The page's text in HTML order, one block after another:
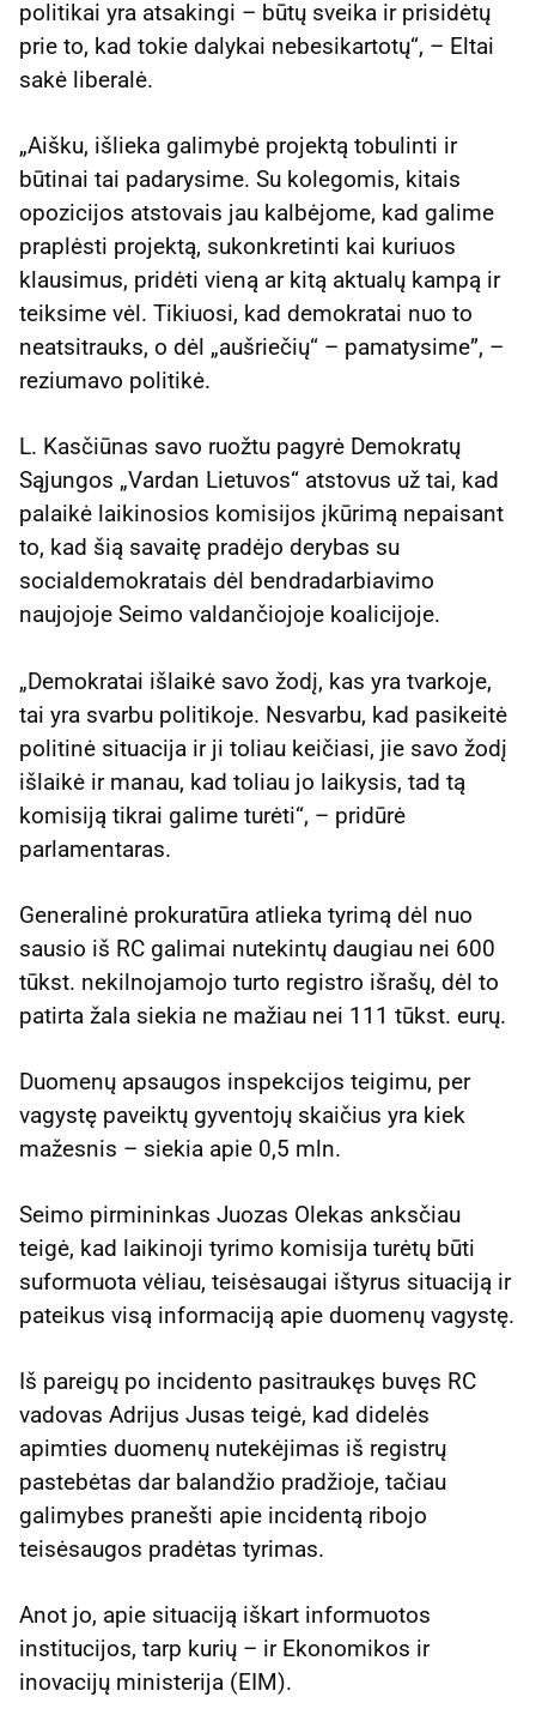
politikai yra atsakingi – būtų sveika ir prisidėtų
prie to, kad tokie dalykai nebesikartotų“, – Eltai
sakė liberalė.
„Aišku, išlieka galimybė projektą tobulinti ir
būtinai tai padarysime. Su kolegomis, kitais
opozicijos atstovais jau kalbėjome, kad galime
praplėsti projektą, sukonkretinti kai kuriuos
klausimus, pridėti vieną ar kitą aktualų kampą ir
teiksime vėl. Tikiuosi, kad demokratai nuo to
neatsitrauks, o dėl „aušriečių“ – pamatysime”, –
reziumavo politikė.
L. Kasčiūnas savo ruožtu pagyrė Demokratų
Sąjungos „Vardan Lietuvos“ atstovus už tai, kad
palaikė laikinosios komisijos įkūrimą nepaisant
to, kad šią savaitę pradėjo derybas su
socialdemokratais dėl bendradarbiavimo
naujojoje Seimo valdančiojoje koalicijoje.
„Demokratai išlaikė savo žodį, kas yra tvarkoje,
tai yra svarbu politikoje. Nesvarbu, kad pasikeitė
politinė situacija ir ji toliau keičiasi, jie savo žodį
išlaikė ir manau, kad toliau jo laikysis, tad tą
komisiją tikrai galime turėti“, – pridūrė
parlamentaras.
Generalinė prokuratūra atlieka tyrimą dėl nuo
sausio iš RC galimai nutekintų daugiau nei 600
tūkst. nekilnojamojo turto registro išrašų, dėl to
patirta žala siekia ne mažiau nei 111 tūkst. eurų.
Duomenų apsaugos inspekcijos teigimu, per
vagystę paveiktų gyventojų skaičius yra kiek
mažesnis – siekia apie 0,5 mln.
Seimo pirmininkas Juozas Olekas anksčiau
teigė, kad laikinoji tyrimo komisija turėtų būti
suformuota vėliau, teisėsaugai ištyrus situaciją ir
pateikus visą informaciją apie duomenų vagystę.
Iš pareigų po incidento pasitraukęs buvęs RC
vadovas Adrijus Jusas teigė, kad didelės
apimties duomenų nutekėjimas iš registrų
pastebėtas dar balandžio pradžioje, tačiau
galimybes pranešti apie incidentą ribojo
teisėsaugos pradėtas tyrimas.
Anot jo, apie situaciją iškart informuotos
institucijos, tarp kurių – ir Ekonomikos ir
inovacijų ministerija (EIM).